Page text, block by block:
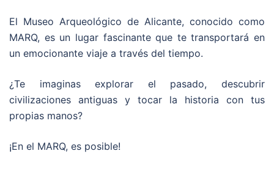
El Museo Arqueológico de Alicante, conocido como
MARQ, es un lugar fascinante que te transportará en
un emocionante viaje a través del tiempo.
¿Te imaginas explorar el pasado, descubrir
civilizaciones antiguas y tocar la historia con tus
propias manos?
¡En el MARQ, es posible!